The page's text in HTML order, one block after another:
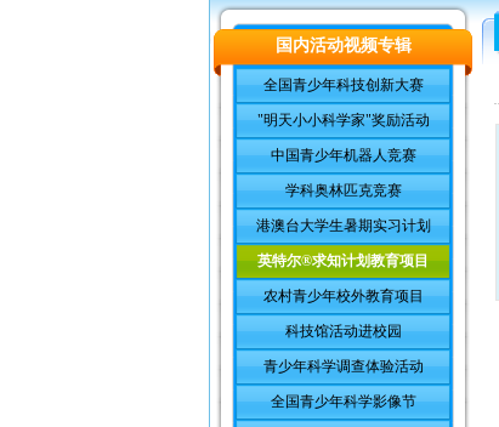
国内活动视频专辑
全国青少年科技创新大赛
"明天小小科学家"奖励活动
中国青少年机器人竞赛
学科奥林匹克竞赛
港澳台大学生暑期实习计划
英特尔®求知计划教育项目
农村青少年校外教育项目
科技馆活动进校园
青少年科学调查体验活动
全国青少年科学影像节